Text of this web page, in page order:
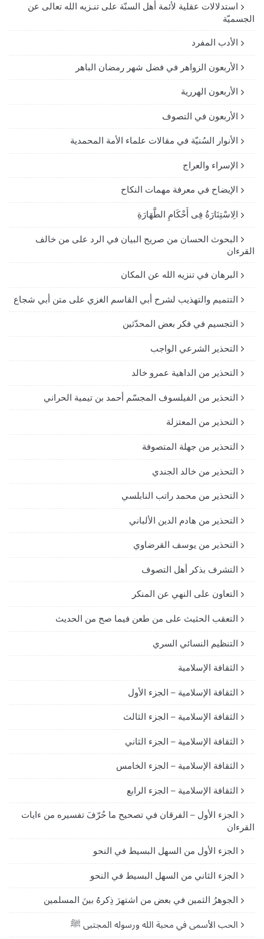
استدلالات عقلية لأئمة أهل السنّة على تنـزيه الله تعالى عن
الجسميّة
الأدب المفرد
الأربعون الزواهر في فضل شهر رمضان الباهر
الأربعون الهررية
الأربعون في التصوف
الأنوار السُنيّة في مقالات علماء الأمة المحمدية
الإسراء والعراج
الإيضاح في معرفة مهمات النكاح
الِاسْتِنَارَةُ فِى أَحْكَامِ الطَّهَارَةِ
البحوث الحسان من صريح البيان في الرد على من خالف
القرءان
البرهان في تنزيه الله عن المكان
التتميم والتهذيب لشرح أبي القاسم الغزي على متن أبي شجاع
التجسيم في فكر بعض المحدّثين
التحذير الشرعي الواجب
التحذير من الداهية عمرو خالد
التحذير من الفيلسوف المجسّم أحمد بن تيمية الحراني
التحذير من المعتزلة
التحذير من جهلة المتصوفة
التحذير من خالد الجندي
التحذير من محمد راتب النابلسي
التحذير من هادم الدين الألباني
التحذير من يوسف القرضاوي
التشرف بذكر أهل التصوف
التعاون على النهي عن المنكر
التعقب الحثيث على من طعن فيما صح من الحديث
التنظيم النسائي السري
الثقافة الإسلامية
الثقافة الإسلامية – الجزء الأول
الثقافة الإسلامية – الجزء الثالث
الثقافة الإسلامية – الجزء الثاني
الثقافة الإسلامية – الجزء الخامس
الثقافة الإسلامية – الجزء الرابع
الجزء الأول – الفرقان في تصحيح ما حُرّفَ تفسيره من ءايات
القرءان
الجزء الأول من السهل البسيط في النحو
الجزء الثاني من السهل البسيط في النحو
الجوهرُ الثمين في بعض من اشتهرَ ذِكرهُ بينَ المسلمين
الحب الأسمى في محبة الله ورسوله المجتبى ﷺ